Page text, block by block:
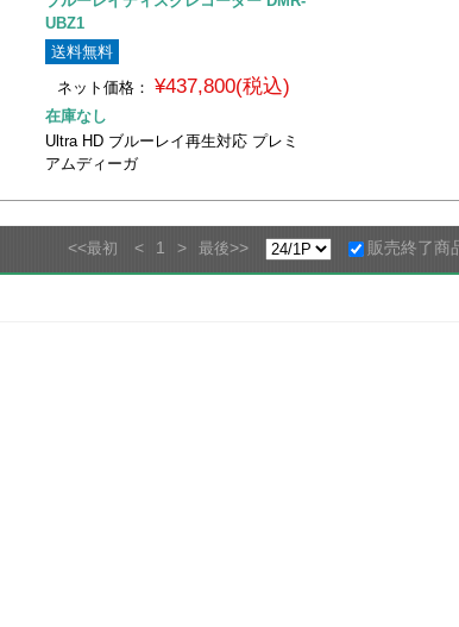
UBZ1
送料無料
ネット価格： ¥437,800(税込)
在庫なし
Ultra HD ブルーレイ再生対応 プレミ
アムディーガ
<<最初 < 1 > 最後>> 販売終了商